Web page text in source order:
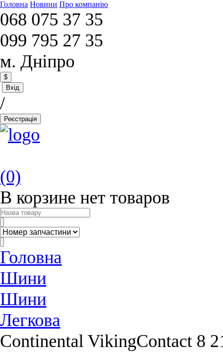
Головна Новини Про компанію
068 075 37 35
099 795 27 35
м. Дніпро
$
Вхід
/
Реєстрація
(0)
В корзине нет товаров
Головна
Шини
Шини
Легкова
Continental VikingContact 8